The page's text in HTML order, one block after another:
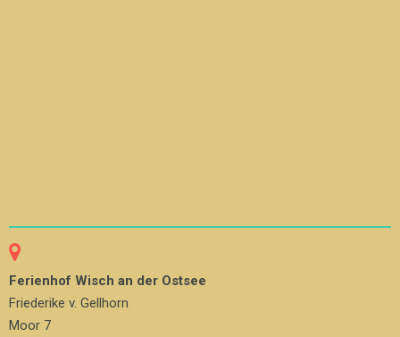
Ferienhof Wisch an der Ostsee
Friederike v. Gellhorn
Moor 7